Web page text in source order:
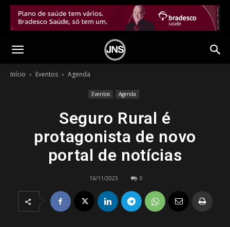
Início Eventos Agenda
Eventos Agenda
Seguro Rural é
protagonista de novo
portal de notícias
16/11/2023 0